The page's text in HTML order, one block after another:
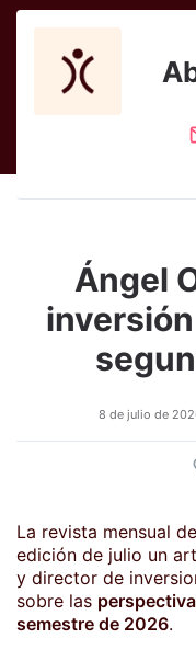
Ángel
8 de julio de
La revista mensual de
edición de julio un
y director de
sobre las
semestre de 2026.